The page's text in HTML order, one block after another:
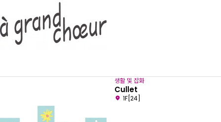
생활 및 잡화
Cullet
1F[24]